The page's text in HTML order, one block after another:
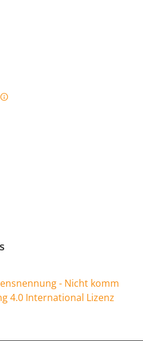
- Nicht komm
4.0 International Lizenz